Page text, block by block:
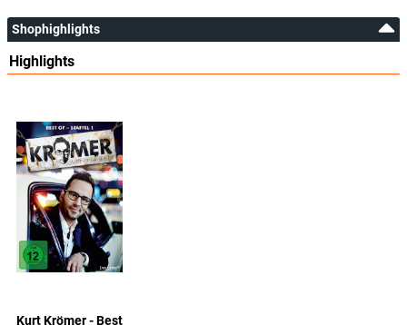
Shophighlights
Highlights
Kurt Krömer - Best